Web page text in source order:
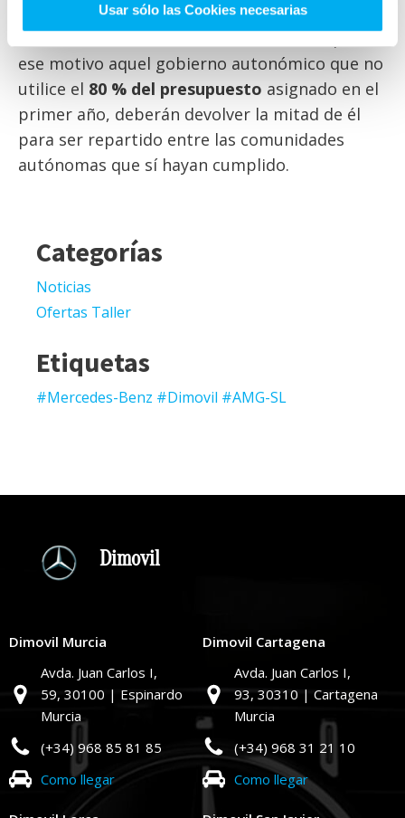
Usar sólo las Cookies necesarias
también se busca que no ocurra lo mismo que
con losfondosdel anterior Plan Moves, por
ese motivo aquel gobierno autonómico que no
utilice el 80 % del presupuesto asignado en el
primer año, deberán devolver la mitad de él
para ser repartido entre las comunidades
autónomas que sí hayan cumplido.
Categorías
Noticias
Ofertas Taller
Etiquetas
#Mercedes-Benz #Dimovil #AMG-SL
Dimovil
Dimovil Murcia
Avda. Juan Carlos I,
59, 30100 | Espinardo
Murcia
(+34) 968 85 81 85
Como llegar
Dimovil Cartagena
Avda. Juan Carlos I,
93, 30310 | Cartagena
Murcia
(+34) 968 31 21 10
Como llegar